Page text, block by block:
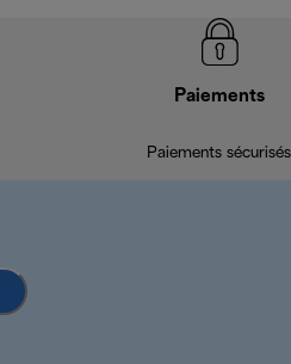
Paiements
Paiements sécurisés